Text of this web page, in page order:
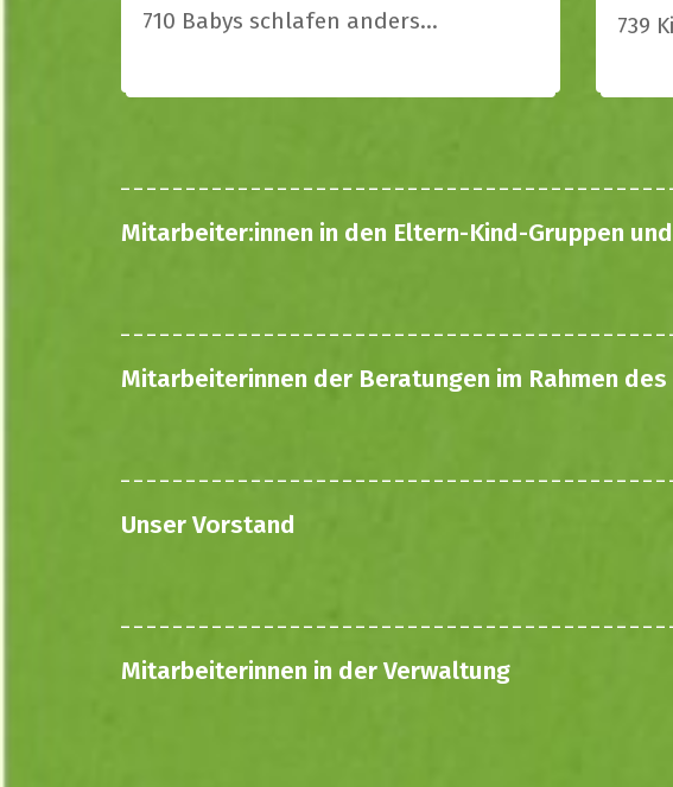
710 Babys schlafen anders... 739
Mitarbeiter:innen in den Eltern-Kind-Gruppen
Mitarbeiterinnen der Beratungen im Rahmen
Unser Vorstand
Mitarbeiterinnen in der Verwaltung